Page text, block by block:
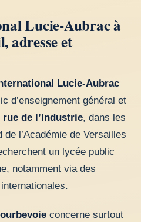
Lucie-Aubrac à
adresse et
Lucie-Aubrac
d’enseignement général et
rue de l’Industrie, dans les
l’Académie de Versailles
un lycée public
notamment via des
concerne surtout